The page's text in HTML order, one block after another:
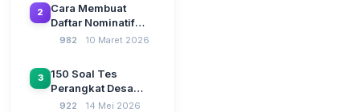
CAT Berbasis UU
Desa No. 3 Tahun
2024
2
Cara Membuat
Daftar Nominatif
Siltap di Aplikasi
SPP Pencairan
Dana Desa
982 10 Maret 2026
3
150 Soal Tes
Perangkat Desa
2026: Administrasi
922 14 Mei 2026